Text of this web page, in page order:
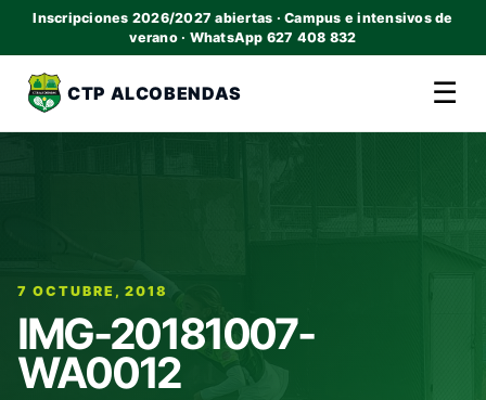
Inscripciones 2026/2027 abiertas · Campus e intensivos de
verano · WhatsApp 627 408 832
CTP ALCOBENDAS ☰
7 OCTUBRE, 2018
IMG-20181007-
WA0012